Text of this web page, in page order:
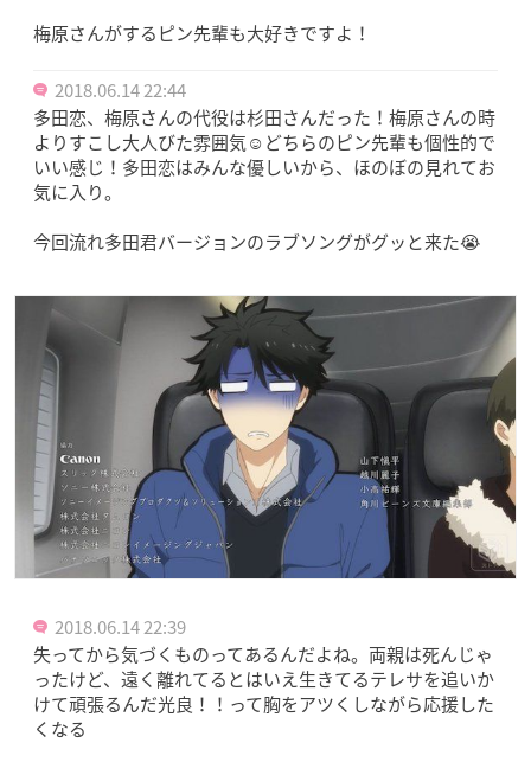
梅原さんがするピン先輩も大好きですよ！
2018.06.14 22:44
多田恋、梅原さんの代役は杉田さんだった！梅原さんの時
よりすこし大人びた雰囲気☺︎どちらのピン先輩も個性的で
いい感じ！多田恋はみんな優しいから、ほのぼの見れてお
気に入り。
今回流れ多田君バージョンのラブソングがグッと来た😭
2018.06.14 22:39
失ってから気づくものってあるんだよね。両親は死んじゃ
ったけど、遠く離れてるとはいえ生きてるテレサを追いか
けて頑張るんだ光良！！って胸をアツくしながら応援した
くなる